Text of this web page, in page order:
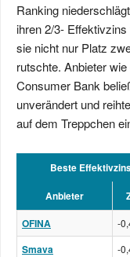
Ranking
ihren 2/3-
sie nicht nur Platz
rutschte. Anbieter
Consumer Bank
unverändert und
auf dem Treppchen
Beste
Anbieter
OFINA
-
Smava -